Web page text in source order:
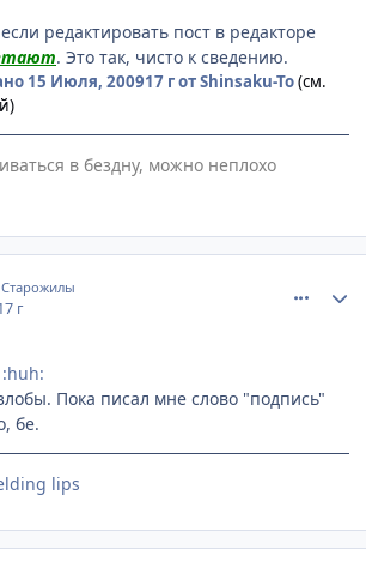
редактировать пост в редакторе
. Это так, чисто к сведению.
15 Июля, 200917 гот Shinsaku-To(см.
в бездну, можно неплохо
Старожилы
г
Пока писал мне слово "подпись"
бе.
lips